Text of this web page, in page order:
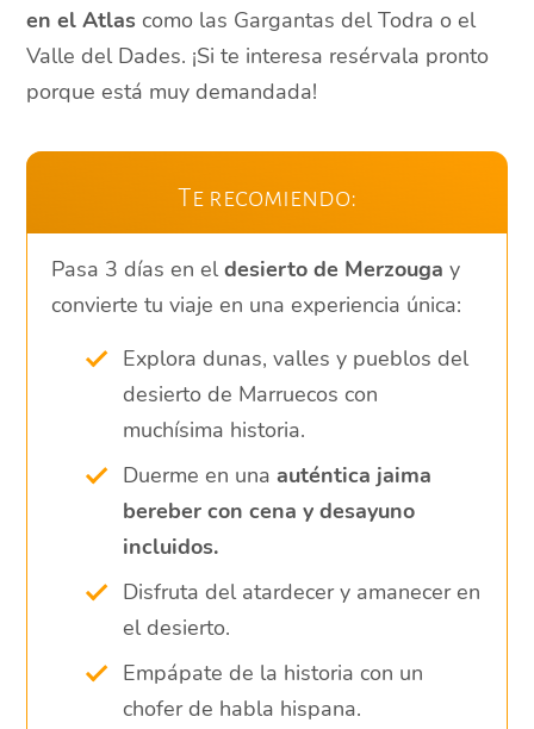
en el Atlas como las Gargantas del Todra o el
Valle del Dades. ¡Si te interesa resérvala pronto
porque está muy demandada!
Te recomiendo:
Pasa 3 días en eldesierto de Merzouga y
convierte tu viaje en una experiencia única:
Explora dunas, valles y pueblos del
desierto de Marruecos con
muchísima historia.
Duerme en una auténtica jaima
bereber con cena y desayuno
incluidos.
Disfruta del atardecer y amanecer en
el desierto.
Empápate de la historia con un
chofer de habla hispana.